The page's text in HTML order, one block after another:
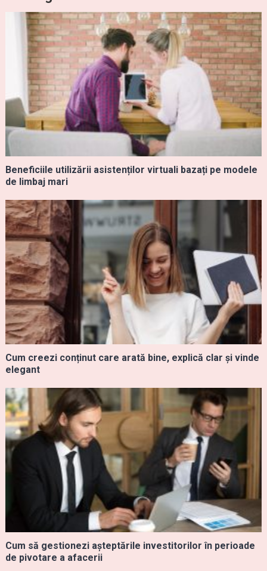
Beneficiile utilizării asistenților virtuali bazați pe modele
de limbaj mari
Cum creezi conținut care arată bine, explică clar și vinde
elegant
Cum să gestionezi așteptările investitorilor în perioade
de pivotare a afacerii